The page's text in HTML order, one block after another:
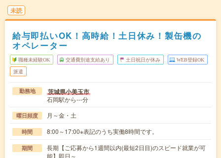
未読
給与即払いOK！高時給！土日休み！製缶機の
オペレーター
職種未経験OK 交通費別途支給あり 土日祝日が休み WEB登録OK
派遣
勤務地 茨城県小美玉市
石岡駅から---分
曜日頻度 月～金・土
時間 8:00～17:00※表記のうち実働8時間です。
期間
長期【ご応募から1週間以内(最短2日目)のスピード就業が可
能】即日～